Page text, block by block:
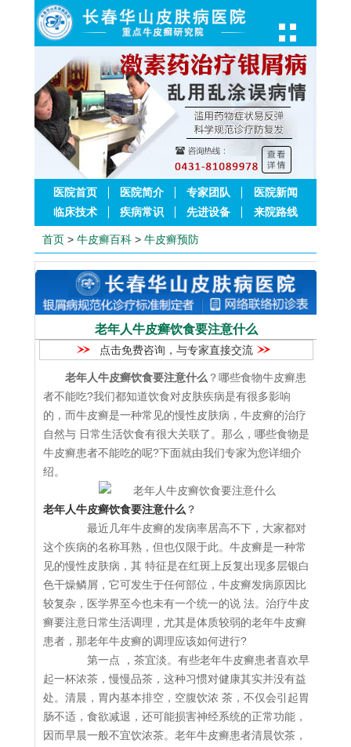
医院首页 医院简介 专家团队
医院新闻
临床技术
疾病常识 先进设备 来院路线
首页 > 牛皮癣百科 > 牛皮癣预防
老年人牛皮癣饮食要注意什么
点击免费咨询，与专家直接交流
老年人牛皮癣饮食要注意什么 ？哪些食物牛皮癣患
者不能吃?我们都知道饮食对皮肤疾病是有很多影响
的，而牛皮癣是一种常见的慢性皮肤病，牛皮癣的治疗
自然与 日常生活饮食有很大关联了。那么，哪些食物是
牛皮癣患者不能吃的呢?下面就由我们专家为您详细介
绍。
老年人牛皮癣饮食要注意什么 ？
最近几年牛皮癣的发病率居高不下，大家都对
这个疾病的名称耳熟，但也仅限于此。牛皮癣是一种常
见的慢性皮肤病，其 特征是在红斑上反复出现多层银白
色干燥鳞屑，它可发生于任何部位，牛皮癣发病原因比
较复杂，医学界至今也未有一个统一的说 法。治疗牛皮
癣要注意日常生活调理，尤其是体质较弱的老年牛皮癣
患者，那老年牛皮癣的调理应该如何进行?
第一点 ，茶宜淡。有些老年牛皮癣患者喜欢早
起一杯浓茶，慢慢品茶，这种习惯对健康其实并没有益
处。清晨，胃内基本排空，空腹饮浓 茶，不仅会引起胃
肠不适，食欲减退，还可能损害神经系统的正常功能，
因而早晨一般不宜饮浓茶。老年牛皮癣患者清晨饮茶，